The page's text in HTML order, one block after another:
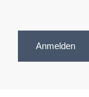
Anmelden